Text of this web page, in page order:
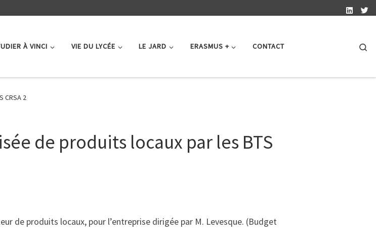
À VINCI VIE DU LYCÉE LE JARD ERASMUS + CONTACT
CRSA 2
de produits locaux par les BTS
de produits locaux, pour l’entreprise dirigée par M. Levesque. (Budget